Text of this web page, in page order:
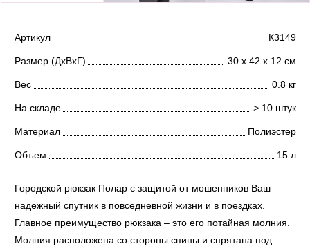
Артикул К3149
Размер (ДхВхГ) 30 х 42 х 12 см
Вес 0.8 кг
На складе > 10 штук
Материал Полиэстер
Объем 15 л
Городской рюкзак Полар с защитой от мошенников Ваш
надежный спутник в повседневной жизни и в поездках.
Главное преимущество рюкзака – это его потайная молния.
Молния расположена со стороны спины и спрятана под